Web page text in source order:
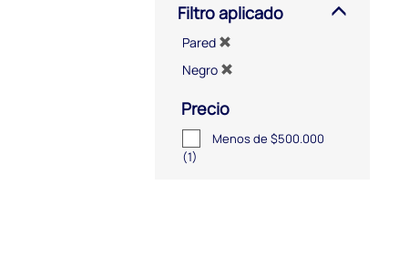
Filtro aplicado
Pared
Negro
Precio
Menos de $500.000
(1)